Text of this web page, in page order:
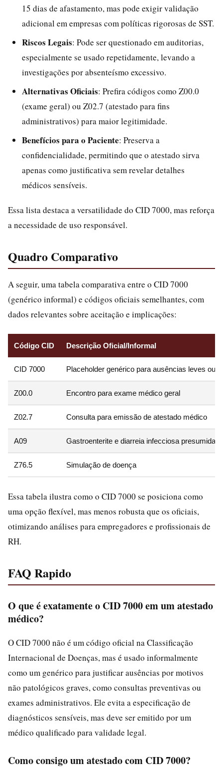
15 dias de afastamento, mas pode exigir validação
adicional em empresas com políticas rigorosas de SST.
Riscos Legais: Pode ser questionado em auditorias,
especialmente se usado repetidamente, levando a
investigações por absenteísmo excessivo.
Alternativas Oficiais: Prefira códigos como Z00.0
(exame geral) ou Z02.7 (atestado para fins
administrativos) para maior legitimidade.
Benefícios para o Paciente: Preserva a
confidencialidade, permitindo que o atestado sirva
apenas como justificativa sem revelar detalhes
médicos sensíveis.
Essa lista destaca a versatilidade do CID 7000, mas reforça
a necessidade de uso responsável.
Quadro Comparativo
A seguir, uma tabela comparativa entre o CID 7000
(genérico informal) e códigos oficiais semelhantes, com
dados relevantes sobre aceitação e implicações:
Código CID Descrição Oficial/Informal
CID 7000 Placeholder genérico para ausências leves ou
Z00.0 Encontro para exame médico geral
Z02.7 Consulta para emissão de atestado médico
A09 Gastroenterite e diarreia infecciosa presumida
Z76.5 Simulação de doença
Essa tabela ilustra como o CID 7000 se posiciona como
uma opção flexível, mas menos robusta que os oficiais,
otimizando análises para empregadores e profissionais de
RH.
FAQ Rapido
O que é exatamente o CID 7000 em um atestado
médico?
O CID 7000 não é um código oficial na Classificação
Internacional de Doenças, mas é usado informalmente
como um genérico para justificar ausências por motivos
não patológicos graves, como consultas preventivas ou
exames administrativos. Ele evita a especificação de
diagnósticos sensíveis, mas deve ser emitido por um
médico qualificado para validade legal.
Como consigo um atestado com CID 7000?